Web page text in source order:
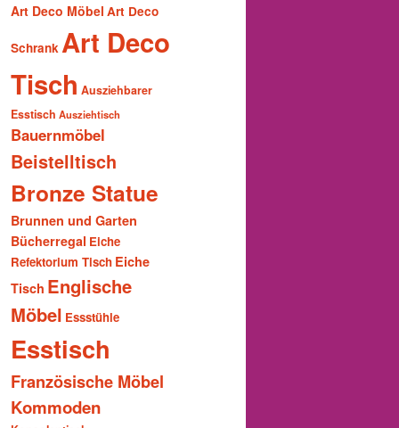
Art Deco Möbel Art Deco
Schrank Art Deco
Tisch Ausziehbarer
Esstisch Ausziehtisch
Bauernmöbel
Beistelltisch
Bronze Statue
Brunnen und Garten
Bücherregal Eiche
Refektorium Tisch Eiche
Tisch Englische
Möbel Essstühle
Esstisch
Französische Möbel
Kommoden